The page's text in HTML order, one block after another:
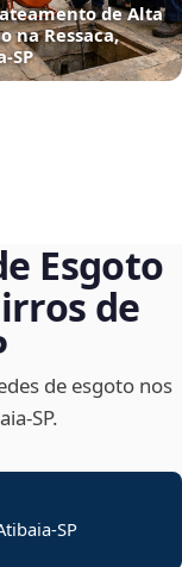
de Alta
na Ressaca,
Esgoto
de
de esgoto nos
SP